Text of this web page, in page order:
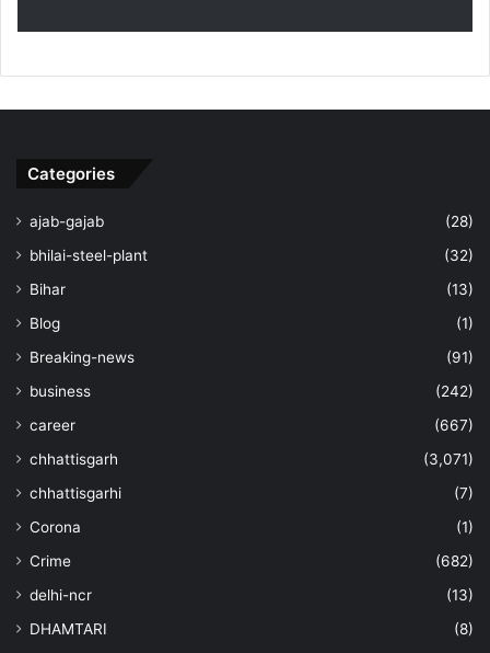
Categories
ajab-gajab
(28)
bhilai-steel-plant
(32)
Bihar
(13)
Blog
(1)
Breaking-news
(91)
business
(242)
career
(667)
chhattisgarh
(3,071)
chhattisgarhi
(7)
Corona
(1)
Crime
(682)
delhi-ncr
(13)
DHAMTARI
(8)